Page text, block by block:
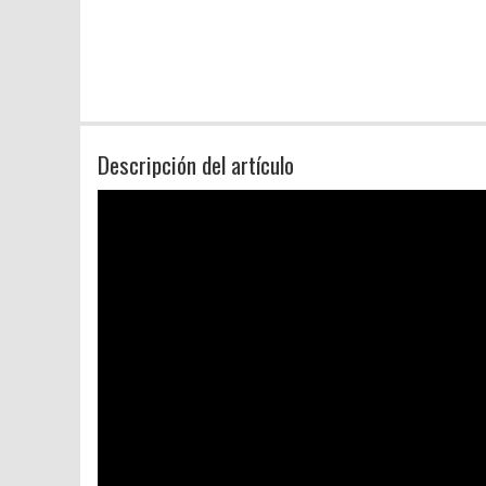
Descripción del artículo